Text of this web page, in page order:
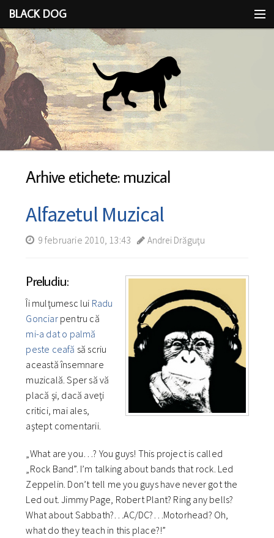
BLACK DOG
IDEEA
CU LIMBA SCOASĂ
Arhive etichete: muzical
Alfazetul Muzical
9 februarie 2010, 13:43 Andrei Drăguţu
Preludiu:
Îi mulţumesc lui Radu
Gonciarpentru că
mi-a dat o palmă
peste ceafă să scriu
această însemnare
muzicală. Sper să vă
placă şi, dacă aveţi
critici, mai ales,
aştept comentarii.
„What are you…? You guys! This project is called
„Rock Band”. I’m talking about bands that rock. Led
Zeppelin. Don’t tell me you guys have never got the
Led out. Jimmy Page, Robert Plant? Ring any bells?
What about Sabbath?…AC/DC?…Motorhead? Oh,
what do they teach in this place?!”